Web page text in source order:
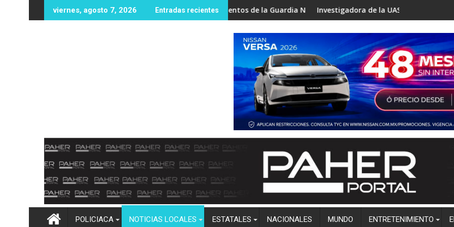
al
viernes, agosto 7, 2026 Entradas recientes
de agosto: lluvias en todo el estado y calor de hasta 42°C
Atacan a balazos a elementos de la Guardia Nacional en la México 15; despliegan fuerte operativo
Investigadora de la UAS desarrolla pan
POLICIACA NOTICIAS LOCALES ESTATALES NACIONALES MUNDO ENTRETENIMIENTO